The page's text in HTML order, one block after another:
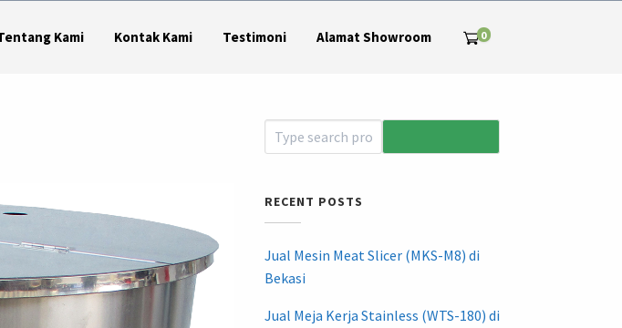
Kami Kontak Kami Testimoni Alamat Showroom 0
RECENT POSTS
Jual Mesin Meat Slicer (MKS-M8) di
Bekasi
Jual Meja Kerja Stainless (WTS-180) di